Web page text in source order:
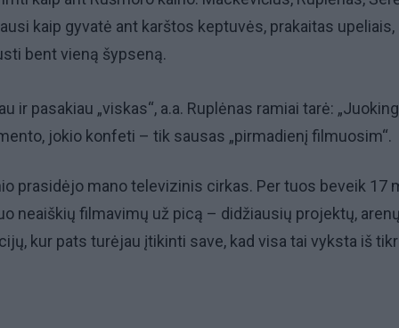
kaip gyvatė ant karštos keptuvės, prakaitas upeliais,
bent vieną šypseną.
ir pasakiau „viskas“, a.a. Ruplėnas ramiai tarė:
jokio konfeti – tik sausas „pirmadienį filmuosim“.
prasidėjo mano televizinis cirkas. Per tuos beveik 17
neaiškių filmavimų už picą – didžiausių projektų,
kur pats turėjau įtikinti save, kad visa tai vyksta iš